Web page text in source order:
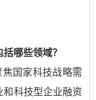
哪些领域？
焦国家科技战略需
和科技型企业融资